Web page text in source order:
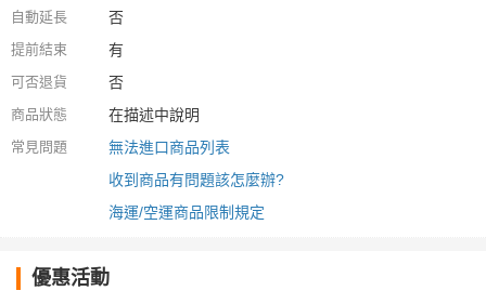
自動延長 否
提前結束 有
可否退貨 否
商品狀態 在描述中說明
常見問題
無法進口商品列表
收到商品有問題該怎麼辦?
海運/空運商品限制規定
優惠活動